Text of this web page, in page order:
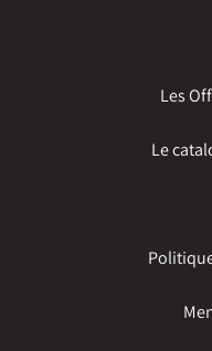
Les
Le